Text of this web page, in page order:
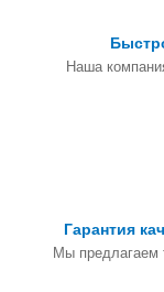
Наша
Гарантия
Мы предлагаем